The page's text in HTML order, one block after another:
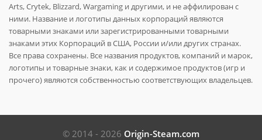
Arts, Crytek, Blizzard, Wargaming и другими, и не аффилирован с
ними. Название и логотипы данных корпораций являются
товарными знаками или зарегистрированными товарными
знаками этих Корпораций в США, России и/или других странах.
Все права сохранены. Все названия продуктов, компаний и марок,
логотипы и товарные знаки, как и содержимое продуктов (игр и
прочего) являются собственностью соответствующих владельцев.
© 2014 - 2026 Origin-Steam.com